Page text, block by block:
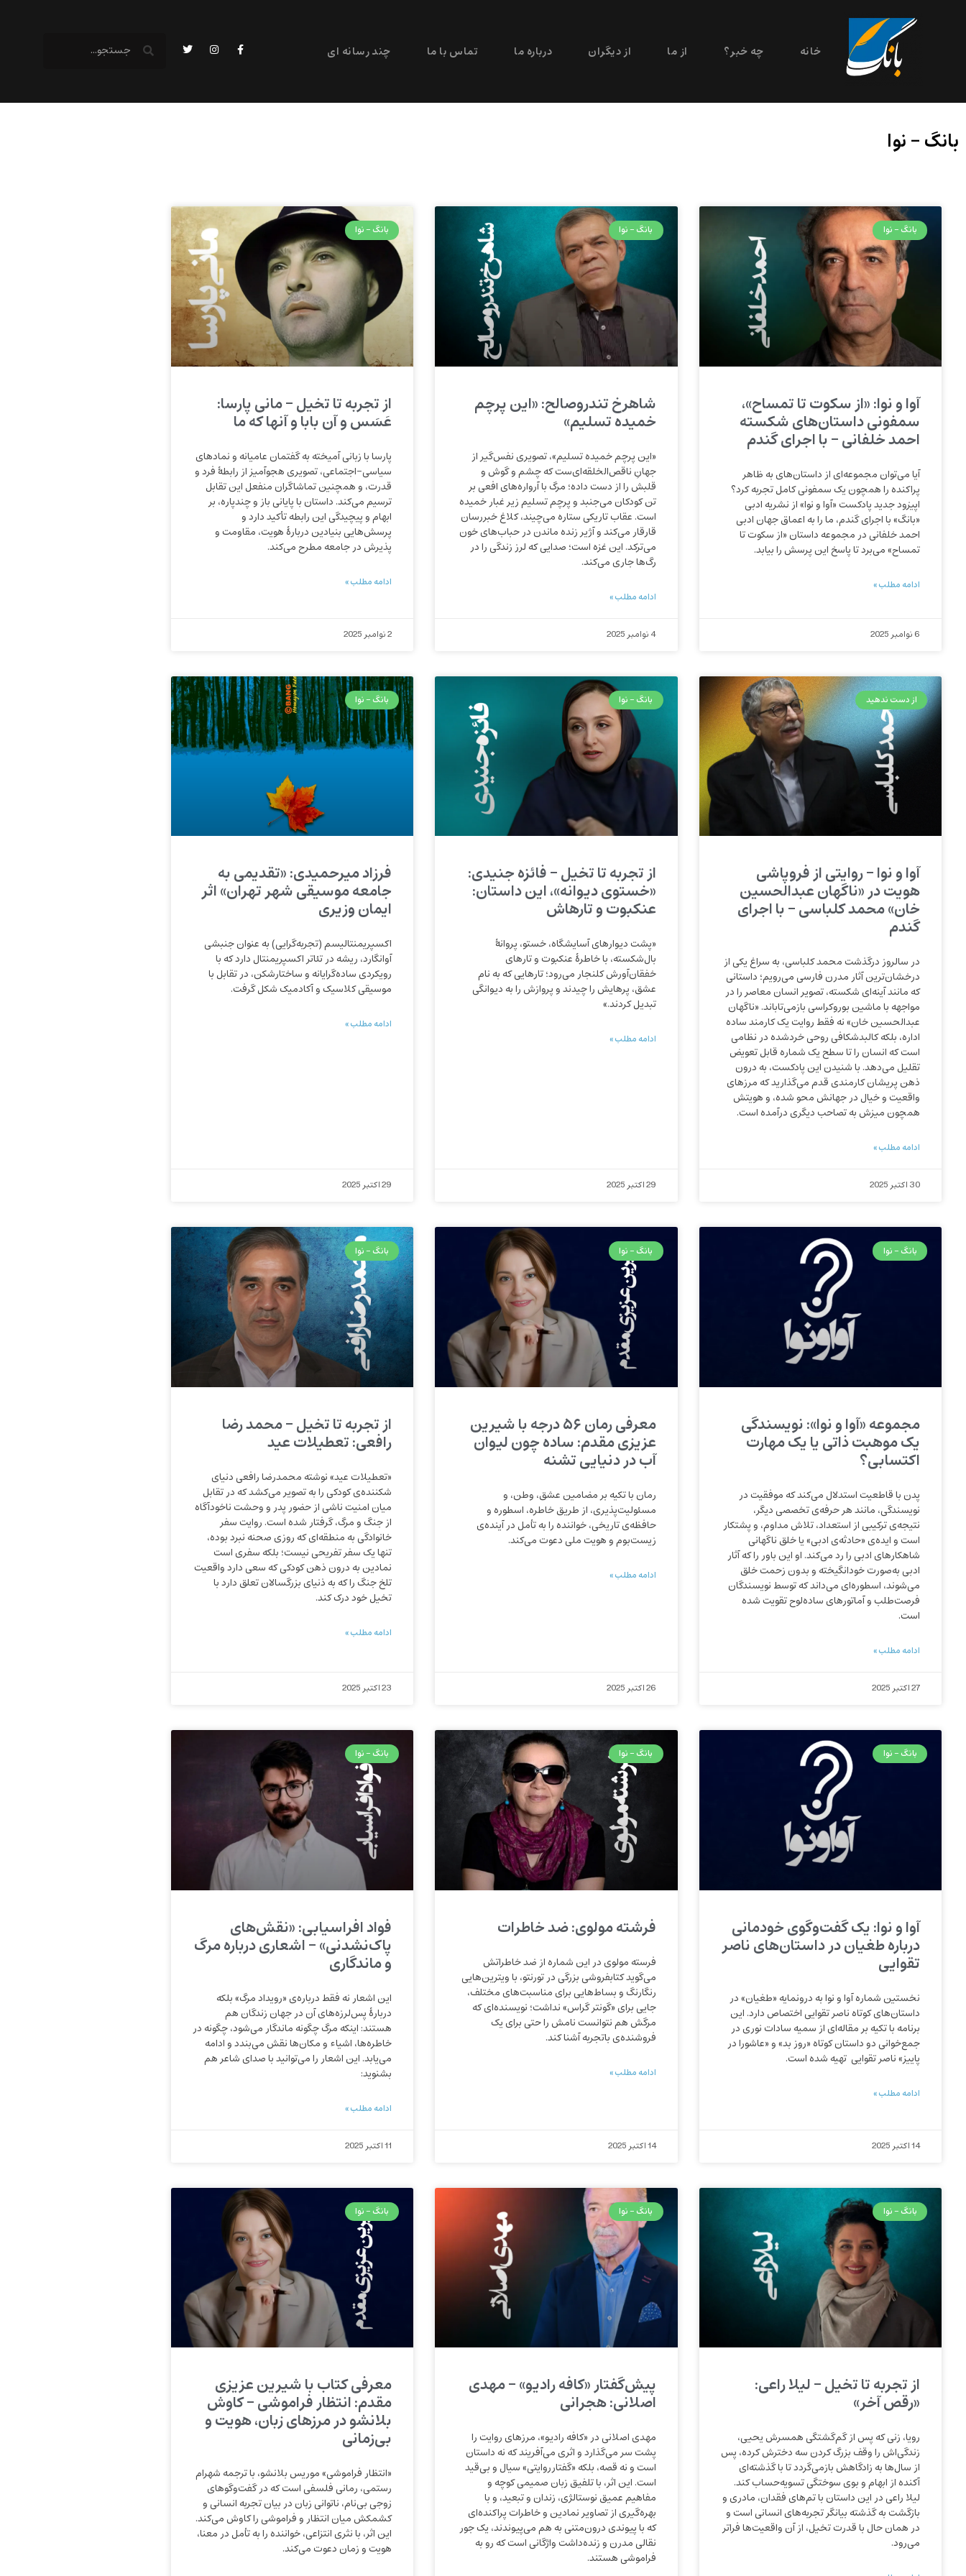
خانه چه خبر؟ از ما از دیگران درباره ما تماس با ما چند رسانه ای
بانگ – نوا
بانگ - نوا
آوا و نوا: «از سکوت تا تمساح»،
سمفونی داستان‌های شکسته
احمد خلفانی – با اجرای گندم
آیا می‌توان مجموعه‌ای از داستان‌های به ظاهر
پراکنده را همچون یک سمفونی کامل تجربه کرد؟
اپیزود جدید پادکست «آوا و نوا» از نشریه ادبی
«بانگ» با اجرای گندم، ما را به اعماق جهان ادبی
احمد خلفانی در مجموعه داستان «از سکوت تا
تمساح» می‌برد تا پاسخ این پرسش را بیابد.
ادامه مطلب »
6 نوامبر 2025
بانگ - نوا
شاهرخ تندروصالح: «این پرچم
خمیده تسلیم»
«این پرچم خمیده تسلیم»، تصویری نفس‌گیر از
جهانِ ناقص‌الخلقه‌ای‌ست که چشم و گوش و
قلبش را از دست داده؛ مرگ با آرواره‌های افعی بر
تن کودکان می‌جنبد و پرچم تسلیم زیر غبار خمیده
است. عقاب تاریکی ستاره می‌چیند، کلاغ خبررسان
قارقار می‌کند و آژیر زنده ماندن در حباب‌های خون
می‌ترکد. این غزه است؛ صدایی که لرز زندگی را در
رگ‌ها جاری می‌کند.
ادامه مطلب »
4 نوامبر 2025
بانگ - نوا
از تجربه تا تخیل – مانی پارسا:
عَسَس و آن بابا و آنها که ما
پارسا با زبانی آمیخته به گفتمان عامیانه و نمادهای
سیاسی-اجتماعی، تصویری هجوآمیز از رابطهٔ فرد و
قدرت، و همچنین تماشاگران منفعل این تقابل
ترسیم می‌کند. داستان با پایانی باز و چندپاره، بر
ابهام و پیچیدگی این رابطه تأکید دارد و
پرسش‌هایی بنیادین دربارهٔ هویت، مقاومت و
پذیرش در جامعه مطرح می‌کند.
ادامه مطلب »
2 نوامبر 2025
از دست ندهید
آوا و نوا – روایتی از فروپاشی
هویت در «ناگهان عبدالحسین
خان» محمد کلباسی – با اجرای
گندم
در سالروز درگذشت محمد کلباسی، به سراغ یکی از
درخشان‌ترین آثار مدرن فارسی می‌رویم؛ داستانی
که مانند آینه‌ای شکسته، تصویر انسان معاصر را در
مواجهه با ماشین بوروکراسی بازمی‌تاباند. «ناگهان
عبدالحسین خان» نه فقط روایت یک کارمند ساده
اداره، بلکه کالبدشکافی روحی خردشده در نظامی
است که انسان را تا سطح یک شماره قابل تعویض
تقلیل می‌دهد. با شنیدن این پادکست، به درون
ذهن پریشان کارمندی قدم می‌گذارید که مرزهای
واقعیت و خیال در جهانش محو شده، و هویتش
همچون میزش به تصاحب دیگری درآمده است.
ادامه مطلب »
30 اکتبر 2025
بانگ - نوا
از تجربه تا تخیل – فائزه جنیدی:
«خستوی دیوانه»، این داستان:
عنکبوت و تارهاش
«پشت دیوارهای آسایشگاه، خستو، پروانهٔ
بال‌شکسته، با خاطرهٔ عنکبوت و تارهای
خفقان‌آورش کلنجار می‌رود؛ تارهایی که به نام
عشق، پرهایش را چیدند و پروازش را به دیوانگی
تبدیل کردند.»
ادامه مطلب »
29 اکتبر 2025
بانگ - نوا
فرزاد میرحمیدی: «تقدیمی به
جامعه موسیقی شهر تهران» اثر
ایمان وزیری
اکسپریمنتالیسم (تجربه‌‌گرایی) به عنوان جنبشی
آوانگارد، ریشه در تئاتر اکسپریمنتال دارد که با
رویکردی ساده‌گرایانه و ساختارشکن، در تقابل با
موسیقی کلاسیک و آکادمیک شکل گرفت.
ادامه مطلب »
29 اکتبر 2025
بانگ - نوا
مجموعه «آوا و نوا»: نویسندگی
یک موهبت ذاتی یا یک مهارت
اکتسابی؟
پدن با قاطعیت استدلال می‌کند که موفقیت در
نویسندگی، مانند هر حرفه‌ی تخصصی دیگر،
نتیجه‌ی ترکیبی از استعداد، تلاش مداوم، و پشتکار
است و ایده‌ی «حادثه‌ی ادبی» یا خلق ناگهانی
شاهکارهای ادبی را رد می‌کند. او این باور را که آثار
ادبی به‌صورت خودانگیخته و بدون زحمت خلق
می‌شوند، اسطوره‌ای می‌داند که توسط نویسندگان
فرصت‌طلب و آماتورهای ساده‌لوح تقویت شده
است.
ادامه مطلب »
27 اکتبر 2025
بانگ - نوا
معرفی رمان ۵۶ درجه با شیرین
عزیزی مقدم: ساده چون لیوان
آب در دنیایی تشنه
رمان با تکیه بر مضامین عشق، وطن، و
مسئولیت‌پذیری، از طریق خاطره، اسطوره و
حافظه‌ی تاریخی، خواننده را به تأمل در آینده‌ی
زیست‌بوم و هویت ملی دعوت می‌کند.
ادامه مطلب »
26 اکتبر 2025
بانگ - نوا
از تجربه تا تخیل – محمد رضا
رافعی: تعطیلات عید
«تعطیلات عید» نوشته محمدرضا رافعی دنیای
شکننده‌ی کودکی را به تصویر می‌کشد که در تقابل
میان امنیت ناشی از حضور پدر و وحشت ناخودآگاه
از جنگ و مرگ، گرفتار شده است. روایت سفر
خانوادگی به منطقه‌ای که روزی صحنه نبرد بوده،
تنها یک سفر تفریحی نیست؛ بلکه سفری است
نمادین به درون ذهن کودکی که سعی دارد واقعیت
تلخ جنگ را که به ذنیای بزرگسالان تعلق دارد با
تخیل خود درک کند.
ادامه مطلب »
23 اکتبر 2025
بانگ - نوا
آوا و نوا: یک گفت‌وگوی خودمانی
درباره طغیان در داستان‌های ناصر
تقوایی
نخستین شماره آوا و نوا به درونمایه «طغیان» در
داستان‌های کوتاه ناصر تقوایی اختصاص دارد. این
برنامه با تکیه بر مقاله‌ای از سمیه سادات نوری در
جمع‌‌خوانی دو داستان کوتاه «روز بد» و «عاشورا در
پاییز» ناصر تقوایی تهیه شده است.
ادامه مطلب »
14 اکتبر 2025
بانگ - نوا
فرشته مولوی: ضد خاطرات
فرسته مولوی در این شماره از ضد خاطراتش
می‌گوید کتابفروشی بزرگی در تورنتو، با ویترین‌هایی
رنگارنگ و بساط‌هایی برای مناسبت‌های مختلف،
جایی برای «گونتر گراس» نداشت؛ نویسنده‌ای که
مرگش هم نتوانست نامش را حتی برای یک
فروشنده‌ی باتجربه آشنا کند.
ادامه مطلب »
14 اکتبر 2025
بانگ - نوا
فواد افراسیابی: «نقش‌های
پاک‌نشدنی» – اشعاری درباره مرگ
و ماندگاری
این اشعار نه فقط درباره‌ی «رویداد مرگ» بلکه
دربارهٔ پس‌لرزه‌های آن در جهان زندگان هم
هستند: اینکه مرگ چگونه ماندگار می‌شود، چگونه در
خاطره‌ها، اشیاء و مکان‌ها نقش می‌بندد و ادامه
می‌یابد. این اشعار را می‌توانید با صدای شاعر هم
بشنوید:
ادامه مطلب »
11 اکتبر 2025
بانگ - نوا
از تجربه تا تخیل – لیلا راعی:
«رقص آخر»
رویا، زنی که پس از گم‌گشتگی همسرش یحیی،
زندگی‌اش را وقف بزرگ کردن سه دخترش کرده، پس
از سال‌ها به زادگاهش بازمی‌گردد تا با گذشته‌ای
آکنده از ابهام و بوی سوختگی تسویه‌حساب کند.
لیلا راعی در این داستان با تم‌های فقدان، مادری و
بازگشت به گذشته بیانگر تجربه‌های انسانی است و
در همان حال با قدرت تخیل، از آن واقعیت‌ها فراتر
می‌رود.
بانگ - نوا
پیش‌گفتار «کافه رادیو» – مهدی
اصلانی: هجرانی
مهدی اصلانی در «کافه رادیو»، مرزهای روایت را
پشت سر می‌گذارد و اثری می‌آفریند که نه داستان
است و نه قصه، بلکه «گفتارروایتی» سیال و بی‌قید
است. این اثر، با تلفیق زبان صمیمی کوچه و
مفاهیم عمیق نوستالژی، زندان و تبعید، و با
بهره‌گیری از تصاویر نمادین و خاطرات پراکنده‌ای
که با پیوندی درون‌متنی به هم می‌پیوندند، یک جور
نقالی مدرن و زنده‌داشت واژگانی است که رو به
فراموشی هستند.
بانگ - نوا
معرفی کتاب با شیرین عزیزی
مقدم: انتظار فراموشی – کاوش
بلانشو در مرزهای زبان، هویت و
بی‌زمانی
«انتظار فراموشی» موریس بلانشو، با ترجمه شهرام
رستمی، رمانی فلسفی است که در گفت‌وگوهای
زوجی بی‌نام، ناتوانی زبان در بیان تجربه انسانی و
کشمکش میان انتظار و فراموشی را کاوش می‌کند.
این اثر، با نثری انتزاعی، خواننده را به تأمل در معنا،
هویت و زمان دعوت می‌کند.